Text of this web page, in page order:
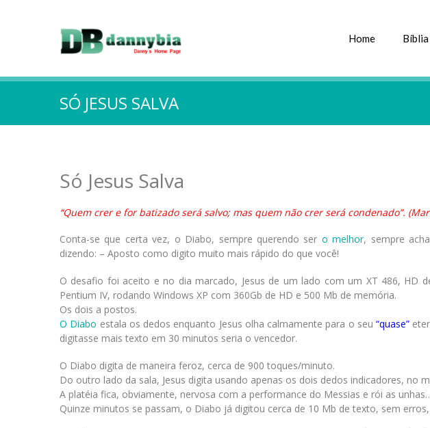
Home Bíblia
SÓ JESUS SALVA
Só Jesus Salva
“Quem crer e for batizado será salvo; mas quem não crer será condenado”.
Conta-se que certa vez, o Diabo, sempre querendo ser o melhor, sempre
dizendo: – Aposto como digito muito mais rápido do que você!
O desafio foi aceito e no dia marcado, Jesus de um lado com um XT 486, HD
Pentium IV, rodando Windows XP com 360Gb de HD e 500 Mb de memória.
Os dois a postos.
O Diabo estala os dedos enquanto Jesus olha calmamente para o seu “quase”
digitasse mais texto em 30 minutos seria o vencedor.
O Diabo digita de maneira feroz, cerca de 900 toques/minuto.
Do outro lado da sala, Jesus digita usando apenas os dois dedos indicadores, no
A platéia fica, obviamente, nervosa com a performance do Messias e rói as
Quinze minutos se passam, o Diabo já digitou cerca de 10 Mb de texto, sem